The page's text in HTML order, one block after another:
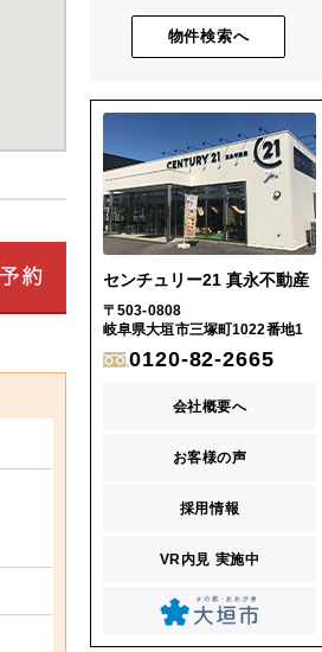
物件検索へ
センチュリー21 真永不動産
〒503-0808
岐阜県大垣市三塚町1022番地1
0120-82-2665
会社概要へ
お客様の声
採用情報
VR内見 実施中